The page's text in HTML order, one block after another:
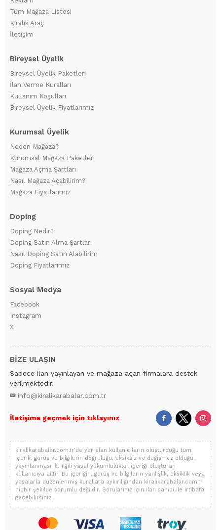
Tüm Mağaza Listesi
Kiralık Araç
İletişim
Bireysel Üyelik
Bireysel Üyelik Paketleri
İlan Verme Kuralları
Kullanım Koşulları
Bireysel Üyelik Fiyatlarımız
Kurumsal Üyelik
Neden Mağaza?
Kurumsal Mağaza Paketleri
Mağaza Açma Şartları
Nasıl Mağaza Açabilirim?
Mağaza Fiyatlarımız
Doping
Doping Nedir?
Doping Satın Alma Şartları
Nasıl Doping Satın Alabilirim
Doping Fiyatlarımız
Sosyal Medya
Facebook
Instagram
X
BİZE ULAŞIN
Sadece ilan yayınlayan ve mağaza açan firmalara destek
verilmektedir.
info@kiralikarabalar.com.tr
İletişime geçmek için tıklayınız
kiralikarabalar.com.tr'de yer alan kullanıcıların oluşturduğu tüm
içerik, görüş ve bilgilerin doğruluğu, eksiksiz ve değişmez olduğu,
yayınlanması ile ilgili yasal yükümlülükler içeriği oluşturan
kullanıcıya aittir. Bu içeriğin, görüş ve bilgilerin yanlışlık, eksiklik veya
yasalarla düzenlenmiş kurallara aykırılığından kiralikarabalar.com.tr
hiçbir şekilde sorumlu değildir. Sorularınız için ilan sahibi ile irtibata
geçebilirsiniz.